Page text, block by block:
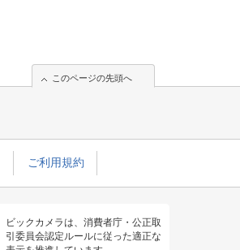
このページの先頭へ
ご利用規約
ビックカメラは、消費者庁・公正取
引委員会認定ルールに従った適正な